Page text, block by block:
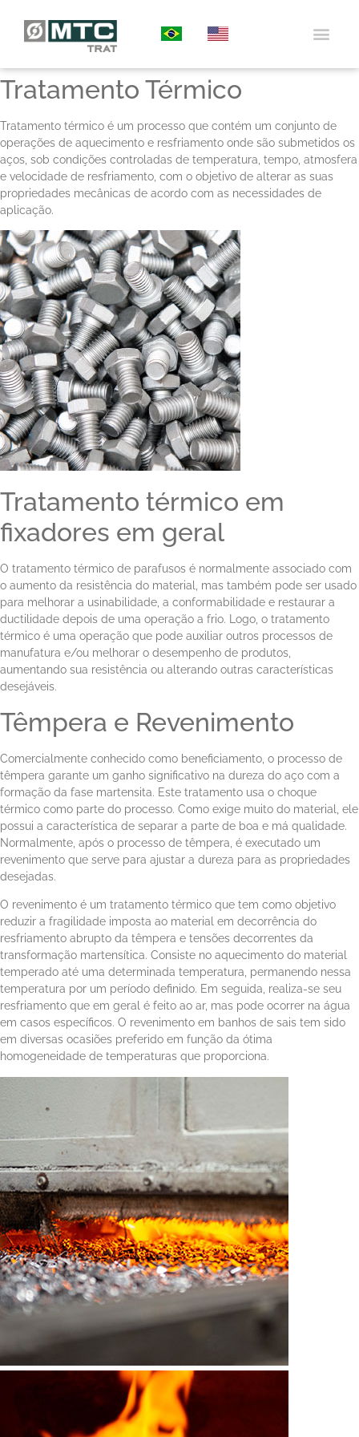
Tratamento Térmico
Tratamento térmico é um processo que contém um conjunto de
operações de aquecimento e resfriamento onde são submetidos os
aços, sob condições controladas de temperatura, tempo, atmosfera
e velocidade de resfriamento, com o objetivo de alterar as suas
propriedades mecânicas de acordo com as necessidades de
aplicação.
Tratamento térmico em
fixadores em geral
O tratamento térmico de parafusos é normalmente associado com
o aumento da resistência do material, mas também pode ser usado
para melhorar a usinabilidade, a conformabilidade e restaurar a
ductilidade depois de uma operação a frio. Logo, o tratamento
térmico é uma operação que pode auxiliar outros processos de
manufatura e/ou melhorar o desempenho de produtos,
aumentando sua resistência ou alterando outras características
desejáveis.
Têmpera e Revenimento
Comercialmente conhecido como beneficiamento, o processo de
têmpera garante um ganho significativo na dureza do aço com a
formação da fase martensita. Este tratamento usa o choque
térmico como parte do processo. Como exige muito do material, ele
possui a característica de separar a parte de boa e má qualidade.
Normalmente, após o processo de têmpera, é executado um
revenimento que serve para ajustar a dureza para as propriedades
desejadas.
O revenimento é um tratamento térmico que tem como objetivo
reduzir a fragilidade imposta ao material em decorrência do
resfriamento abrupto da têmpera e tensões decorrentes da
transformação martensítica. Consiste no aquecimento do material
temperado até uma determinada temperatura, permanendo nessa
temperatura por um período definido. Em seguida, realiza-se seu
resfriamento que em geral é feito ao ar, mas pode ocorrer na água
em casos específicos. O revenimento em banhos de sais tem sido
em diversas ocasiões preferido em função da ótima
homogeneidade de temperaturas que proporciona.